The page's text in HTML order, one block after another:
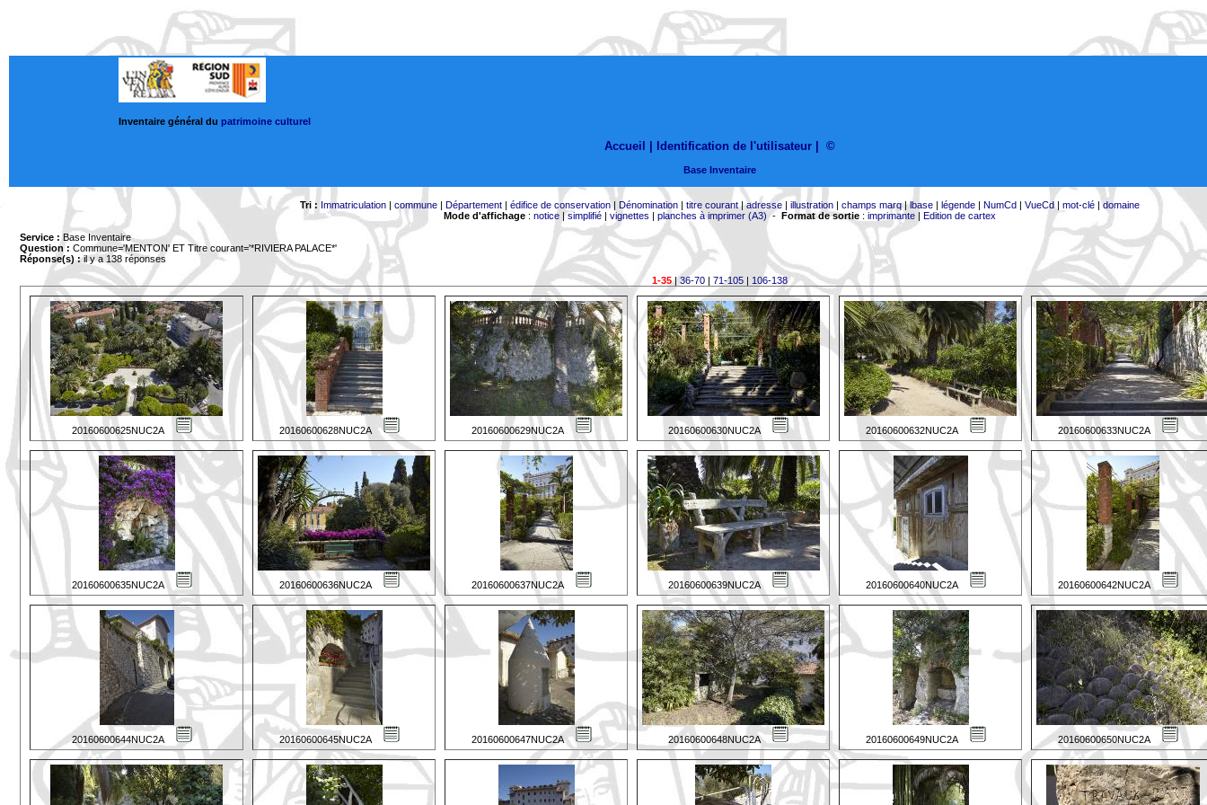
Inventaire général du patrimoine culturel
Accueil | Identification de l'utilisateur ©
Base Inventaire
Tri : Immatriculation| commune| Département| édifice de conservation| Dénomination| titre courant|adresse| illustration| champs marq|lbase| légende| NumCd| VueCd| mot-clé|domaine
Mode d'affichage: notice|simplifié| vignettes | planches à imprimer (A3) - Format de sortie: imprimante| Edition de cartex
Service : Base Inventaire
Question : Commune='MENTON' ET Titre courant='*RIVIERA PALACE*'
Réponse(s) :il y a 138 réponses
1-35|36-70| 71-105| 106-138
20160600625NUC2A 20160600628NUC2A 20160600629NUC2A 20160600630NUC2A 20160600632NUC2A 20160600633NUC2A
20160600635NUC2A 20160600636NUC2A 20160600637NUC2A 20160600639NUC2A 20160600640NUC2A 20160600642NUC2A
20160600644NUC2A 20160600645NUC2A 20160600647NUC2A 20160600648NUC2A 20160600649NUC2A 20160600650NUC2A